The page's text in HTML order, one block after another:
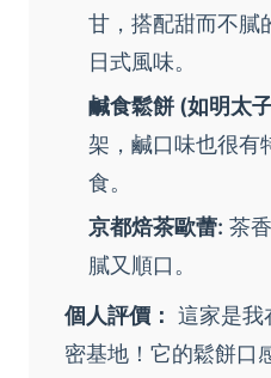
甘，搭配甜而不膩
日式風味。
鹹食鬆餅 (如明太
架，鹹口味也很有
食。
京都焙茶歐蕾: 茶
膩又順口。
個人評價： 這家是我
密基地！它的鬆餅口